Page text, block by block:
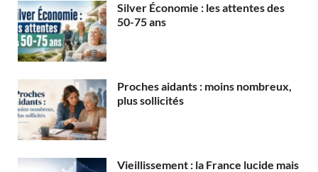
Silver Économie : les attentes des
50-75 ans
Proches aidants : moins nombreux,
plus sollicités
Vieillissement : la France lucide mais